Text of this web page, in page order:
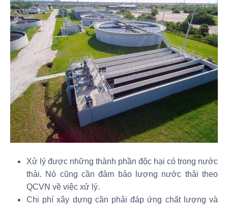
Xử lý được những thành phần độc hại có trong nước
thải. Nó cũng cần đảm bảo lượng nước thải theo
QCVN về việc xử lý.
Chi phí xây dựng cần phải đáp ứng chất lượng và